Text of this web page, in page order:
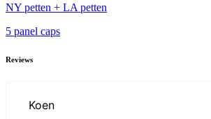
NY petten + LA petten
5 panel caps
Reviews